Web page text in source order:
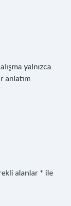
yalnızca
anlatım
alanlar * ile